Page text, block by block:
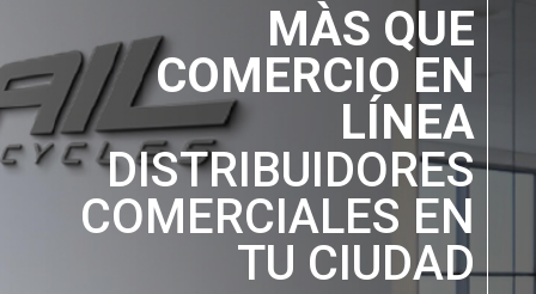
MÀS QUE
COMERCIO EN
LÍNEA
DISTRIBUIDORES
COMERCIALES EN
TU CIUDAD